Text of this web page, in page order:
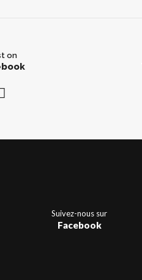
on
Suivez-nous sur
Facebook